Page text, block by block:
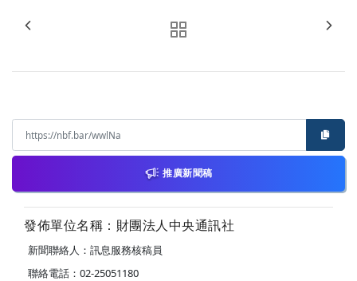
推廣新聞稿
發佈單位名稱：財團法人中央通訊社
新聞聯絡人：訊息服務核稿員
聯絡電話：02-25051180